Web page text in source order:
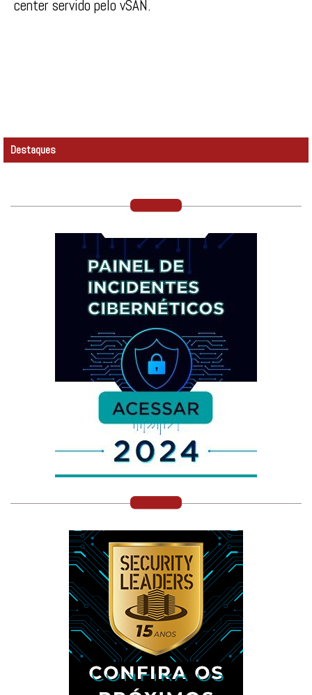
center servido pelo vSAN.
Destaques